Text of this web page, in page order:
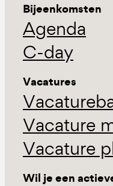
Bijeenkomsten
Agenda
C-day
Vacatures
Vacature
Vacature
Wil je een